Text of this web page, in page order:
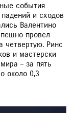
события
и сходов
Валентино
провел
четвертую. Ринс
и мастерски
– за пять
около 0,3